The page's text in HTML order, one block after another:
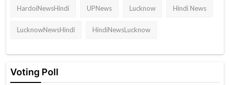
HardoiNewsHindi UPNews Lucknow Hindi News
LucknowNewsHindi HindiNewsLucknow
Voting Poll